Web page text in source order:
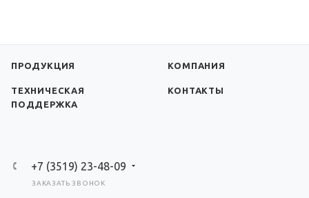
ПРОДУКЦИЯ КОМПАНИЯ
ТЕХНИЧЕСКАЯ
ПОДДЕРЖКА
КОНТАКТЫ
+7 (3519) 23-48-09
ЗАКАЗАТЬ ЗВОНОК